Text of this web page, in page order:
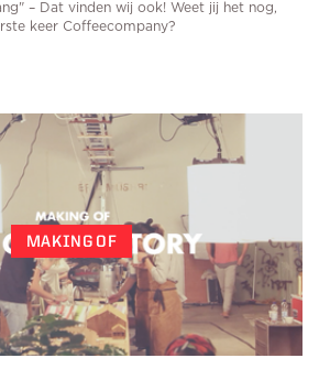
– Dat vinden wij ook! Weet jij het nog,
keer Coffeecompany?
MAKING OF